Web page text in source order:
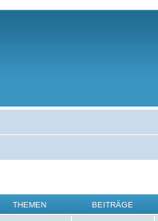
THEMEN BEITRÄGE